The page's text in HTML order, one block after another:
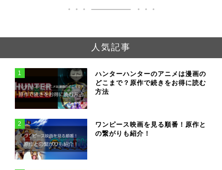
人気記事
1
ハンターハンターのアニメは漫画の
どこまで？原作で続きをお得に読む
方法
2
ワンピース映画を見る順番！原作と
の繋がりも紹介！